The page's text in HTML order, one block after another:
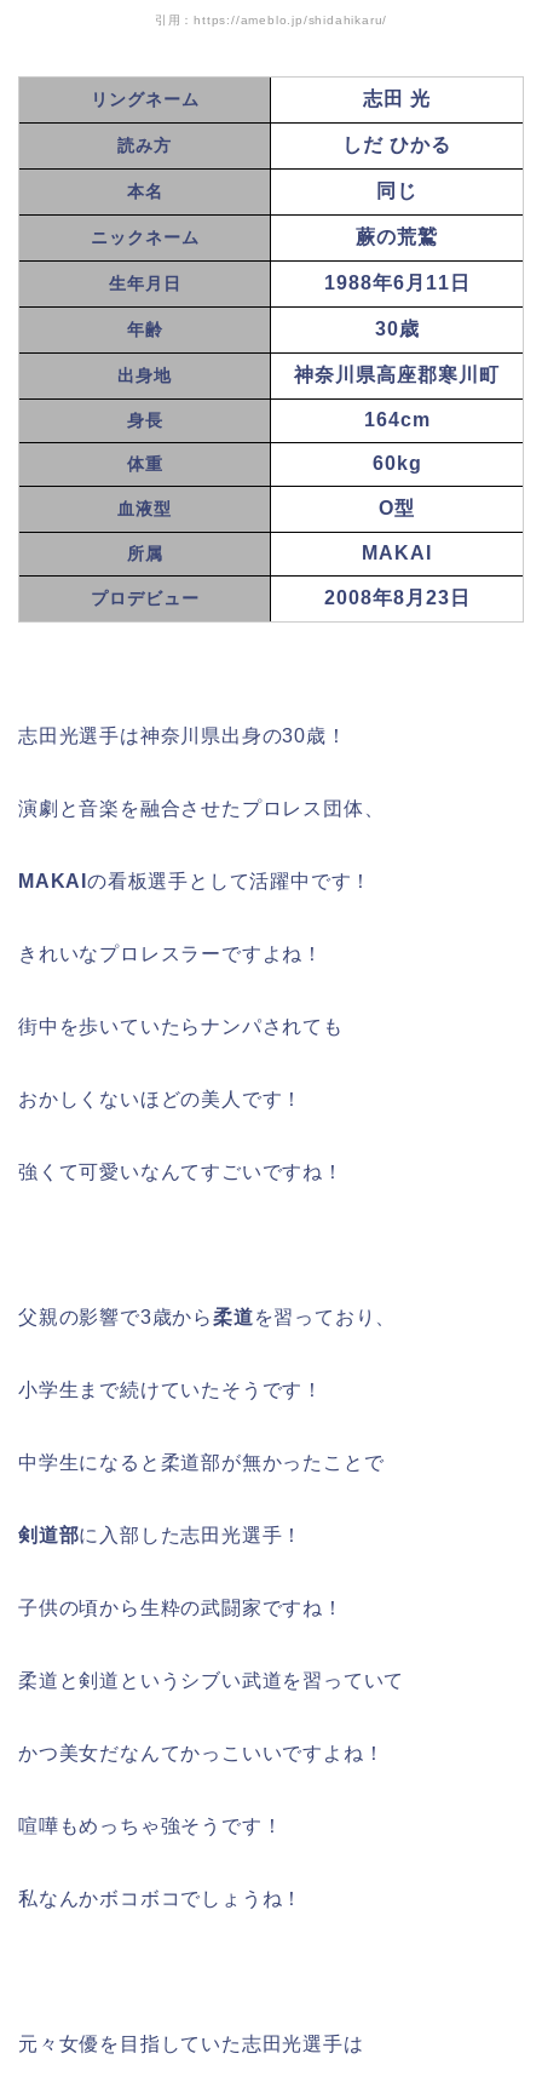
引用：https://ameblo.jp/shidahikaru/
リングネーム 志田 光
読み方 しだ ひかる
本名 同じ
ニックネーム 蕨の荒鷲
生年月日 1988年6月11日
年齢 30歳
出身地 神奈川県高座郡寒川町
身長 164cm
体重 60kg
血液型 O型
所属 MAKAI
プロデビュー 2008年8月23日
志田光選手は神奈川県出身の30歳！
演劇と音楽を融合させたプロレス団体、
MAKAI の看板選手として活躍中です！
きれいなプロレスラーですよね！
街中を歩いていたらナンパされても
おかしくないほどの美人です！
強くて可愛いなんてすごいですね！
父親の影響で3歳から柔道を習っており、
小学生まで続けていたそうです！
中学生になると柔道部が無かったことで
剣道部に入部した志田光選手！
子供の頃から生粋の武闘家ですね！
柔道と剣道というシブい武道を習っていて
かつ美女だなんてかっこいいですよね！
喧嘩もめっちゃ強そうです！
私なんかボコボコでしょうね！
元々女優を目指していた志田光選手は